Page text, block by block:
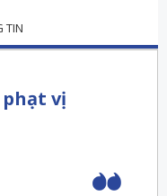
TIN
phạt vị